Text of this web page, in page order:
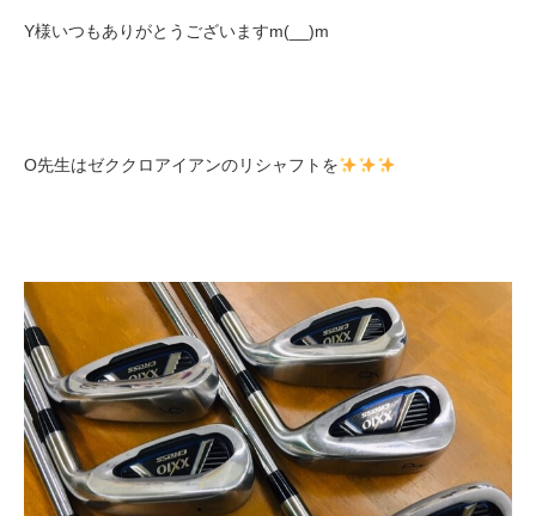
Y様いつもありがとうございますm(__)m
O先生はゼククロアイアンのリシャフトを